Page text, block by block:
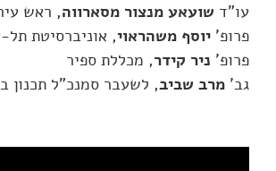
עו"ד שועאע מנצור מסארווה, ראש
פרופ' יוסף משהראוי, אוניברסיטת
פרופ' ניר קידר, מכללת ספיר
גב' מרב שביב, לשעבר סמנכ"ל תכנון